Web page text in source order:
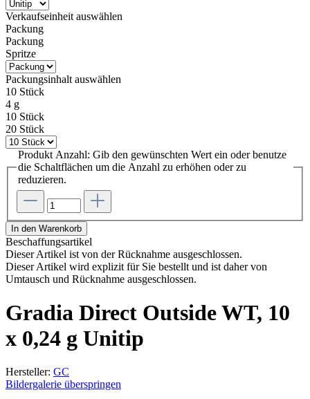
Verkaufseinheit auswählen
Packung
Packung
Spritze
Packungsinhalt auswählen
10 Stück
4 g
10 Stück
20 Stück
Produkt Anzahl: Gib den gewünschten Wert ein oder benutze
die Schaltflächen um die Anzahl zu erhöhen oder zu
reduzieren.
In den Warenkorb
Beschaffungsartikel
Dieser Artikel ist von der Rücknahme ausgeschlossen.
Dieser Artikel wird explizit für Sie bestellt und ist daher von
Umtausch und Rücknahme ausgeschlossen.
Gradia Direct Outside WT, 10
x 0,24 g Unitip
Hersteller: GC
Bildergalerie überspringen